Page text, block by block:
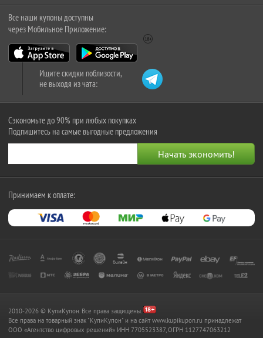
Все наши купоны доступны
через Мобильное Приложение:
Ищите скидки поблизости,
не выходя из чата:
Сэкономьте до 90% при любых покупках
Подпишитесь на самые выгодные предложения
Принимаем к оплате:
2010-2026 © КупиКупон. Все права защищены.
Все права на товарный знак "КупиКупон" и на сайт www.kupikupon.ru принадлежат
OOO «Агентство цифровых решений» ИНН 7705523387, ОГРН 1127747063212